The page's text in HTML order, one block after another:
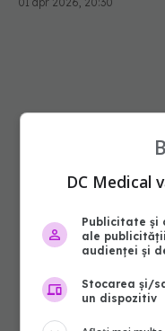
DC Medical
Publicitate și
ale
audienței și
Stocarea și/
un dispozitiv